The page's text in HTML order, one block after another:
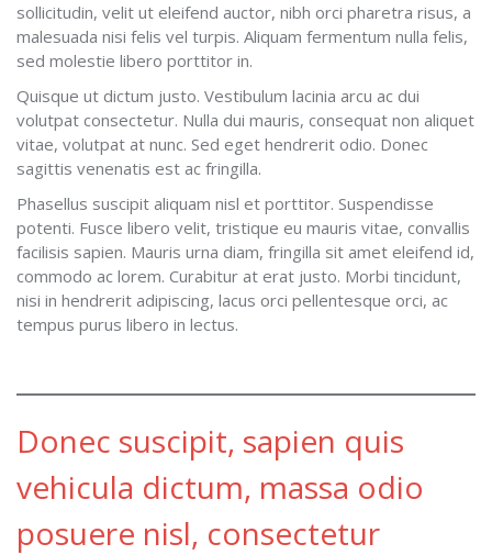
sollicitudin, velit ut eleifend auctor, nibh orci pharetra risus, a
malesuada nisi felis vel turpis. Aliquam fermentum nulla felis,
sed molestie libero porttitor in.
Quisque ut dictum justo. Vestibulum lacinia arcu ac dui
volutpat consectetur. Nulla dui mauris, consequat non aliquet
vitae, volutpat at nunc. Sed eget hendrerit odio. Donec
sagittis venenatis est ac fringilla.
Phasellus suscipit aliquam nisl et porttitor. Suspendisse
potenti. Fusce libero velit, tristique eu mauris vitae, convallis
facilisis sapien. Mauris urna diam, fringilla sit amet eleifend id,
commodo ac lorem. Curabitur at erat justo. Morbi tincidunt,
nisi in hendrerit adipiscing, lacus orci pellentesque orci, ac
tempus purus libero in lectus.
Donec suscipit, sapien quis
vehicula dictum, massa odio
posuere nisl, consectetur